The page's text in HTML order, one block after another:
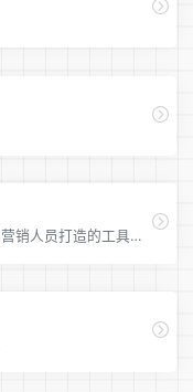
新媒派是一个专门为新媒体运营和营销人员打造的工具网址导航